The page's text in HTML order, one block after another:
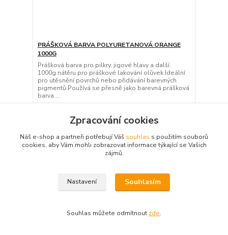
PRÁŠKOVÁ BARVA POLYURETANOVÁ ORANGE
1000G
Prášková barva pro pilkry, jigové hlavy a další.
1000g nátěru pro práškové lakování olůvek.Ideální
pro utěsnění povrchů nebo přidávání barevných
pigmentů.Používá se přesně jako barevná prášková
barva....
bez DPH
Zvolit variantu
Zpracování cookies
Náš e-shop a partneři potřebují Váš souhlas s použitím souborů
cookies, aby Vám mohli zobrazovat informace týkající se Vašich
zájmů.
Nastavení Souhlasím
Souhlas můžete odmítnout zde.